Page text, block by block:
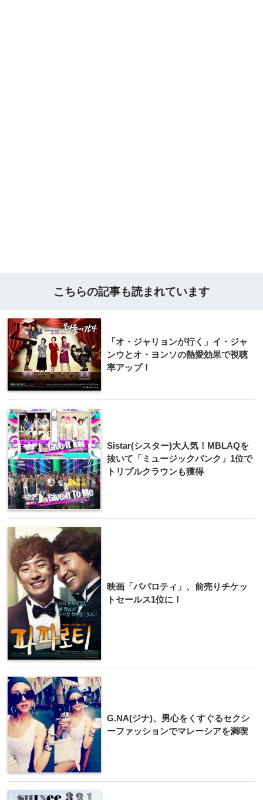
こちらの記事も読まれています
「オ・ジャリョンが行く」イ・ジャ
ンウとオ・ヨンソの熱愛効果で視聴
率アップ！
Sistar(シスター)大人気！MBLAQを
抜いて「ミュージックバンク」1位で
トリプルクラウンも獲得
映画「パパロティ」、前売りチケッ
トセールス1位に！
G.NA(ジナ)、男心をくすぐるセクシ
ーファッションでマレーシアを満喫